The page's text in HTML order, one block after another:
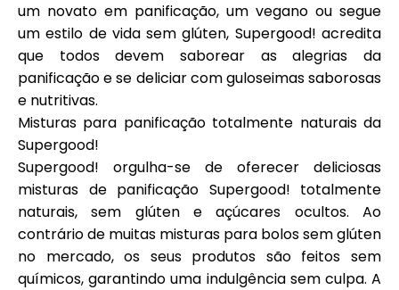
Obter Financiamento
+372 712 2955
um novato em panificação, um vegano ou segue
um estilo de vida sem glúten, Supergood! acredita
que todos devem saborear as alegrias da
panificação e se deliciar com guloseimas saborosas
e nutritivas.
Misturas para panificação totalmente naturais da
Supergood!
Supergood! orgulha-se de oferecer deliciosas
misturas de panificação Supergood! totalmente
naturais, sem glúten e açúcares ocultos. Ao
contrário de muitas misturas para bolos sem glúten
no mercado, os seus produtos são feitos sem
químicos, garantindo uma indulgência sem culpa. A